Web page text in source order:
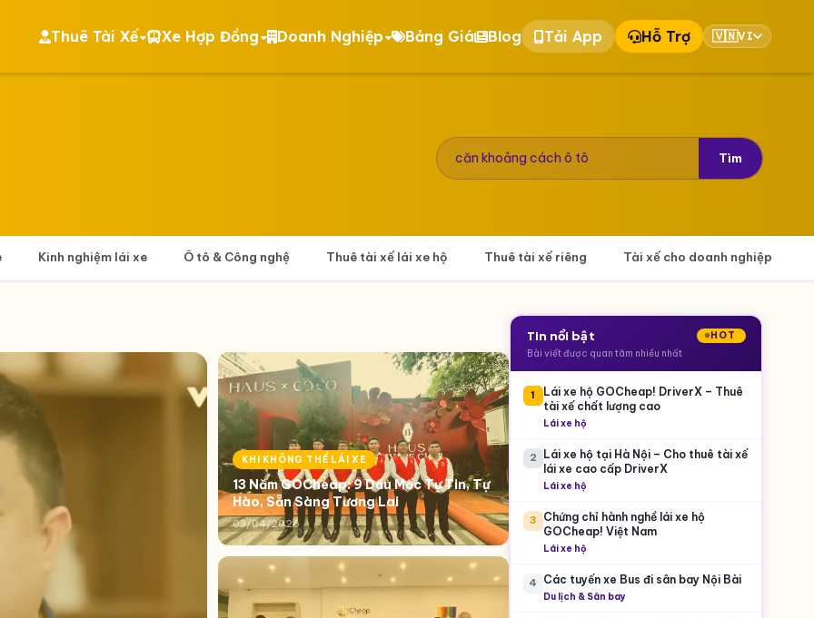
Thuê Tài Xế Xe Hợp Đồng Doanh Nghiệp Bảng Giá Blog Tải App Hỗ Trợ 🇻🇳VI
Tìm
Kinh nghiệm lái xe Ô tô & Công nghệ Thuê tài xế lái xe hộ Thuê tài xế riêng Tài xế cho doanh nghiệp
KHI KHÔNG THỂ LÁI XE
13 Năm GOCheap: 9 Dấu Mốc Tự Tin, Tự
Hào, Sẵn Sàng Tương Lai
03/04/2026
Tin nổi bật
HOT
Bài viết được quan tâm nhiều nhất
1
Lái xe hộ GOCheap! DriverX – Thuê
tài xế chất lượng cao
Lái xe hộ
2 Lái xe hộ tại Hà Nội – Cho thuê tài xế
lái xe cao cấp DriverX
Lái xe hộ
3 Chứng chỉ hành nghề lái xe hộ
GOCheap! Việt Nam
Lái xe hộ
4 Các tuyến xe Bus đi sân bay Nội Bài
Du lịch & Sân bay